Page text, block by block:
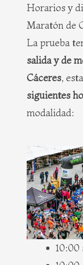
Horarios y
Maratón de
La prueba
salida y de
Cáceres,
siguientes
modalidad:
10:00